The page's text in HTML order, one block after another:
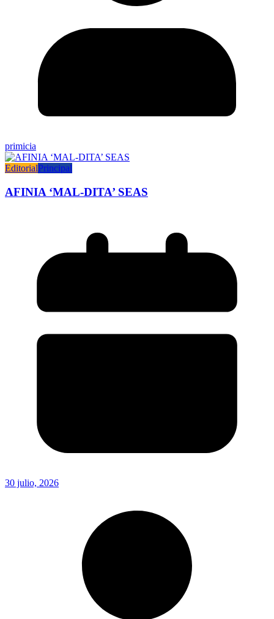
primicia
EditorialPrincipal
AFINIA ‘MAL-DITA’ SEAS
30 julio, 2026